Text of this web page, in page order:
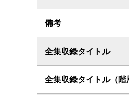
備考
全集収録タイトル
全集収録タイトル（階